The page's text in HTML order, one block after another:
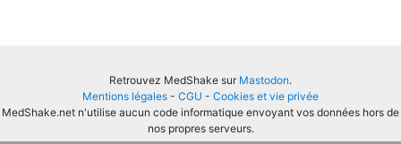
Retrouvez MedShake sur Mastodon.
Mentions légales - CGU - Cookies et vie privée
MedShake.net n'utilise aucun code informatique envoyant vos données hors de
nos propres serveurs.